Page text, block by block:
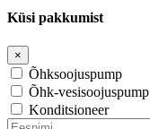
Küsi pakkumist
×
Õhksoojuspump
Õhk-vesisoojuspump
Konditsioneer